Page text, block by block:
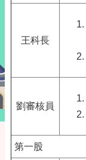
王科長
劉審核員
第一股